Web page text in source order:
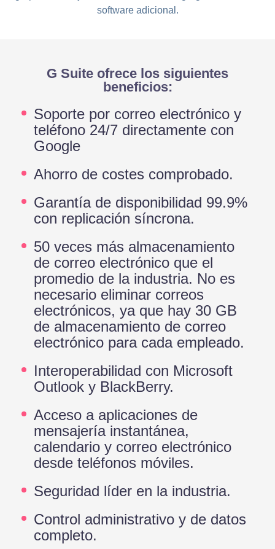
software adicional.
G Suite ofrece los siguientes
beneficios:
Soporte por correo electrónico y
teléfono 24/7 directamente con
Google
Ahorro de costes comprobado.
Garantía de disponibilidad 99.9%
con replicación síncrona.
50 veces más almacenamiento
de correo electrónico que el
promedio de la industria. No es
necesario eliminar correos
electrónicos, ya que hay 30 GB
de almacenamiento de correo
electrónico para cada empleado.
Interoperabilidad con Microsoft
Outlook y BlackBerry.
Acceso a aplicaciones de
mensajería instantánea,
calendario y correo electrónico
desde teléfonos móviles.
Seguridad líder en la industria.
Control administrativo y de datos
completo.